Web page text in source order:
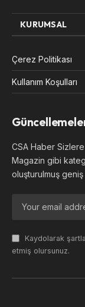
KURUMSAL
Çerez Politikası
Kullanım Koşulları
CSA Haber
Magazin gibi
oluşturulmuş
Kaydolarak
etmiş olursunuz.